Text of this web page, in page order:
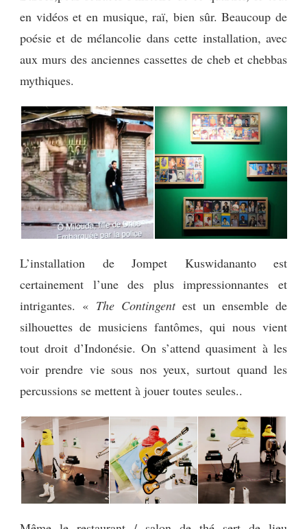
en vidéos et en musique, raï, bien sûr. Beaucoup de
poésie et de mélancolie dans cette installation, avec
aux murs des anciennes cassettes de cheb et chebbas
mythiques.
L’installation de Jompet Kuswidananto est
certainement l’une des plus impressionnantes et
intrigantes. « The Contingentest un ensemble de
silhouettes de musiciens fantômes, qui nous vient
tout droit d’Indonésie. On s’attend quasiment à les
voir prendre vie sous nos yeux, surtout quand les
percussions se mettent à jouer toutes seules..